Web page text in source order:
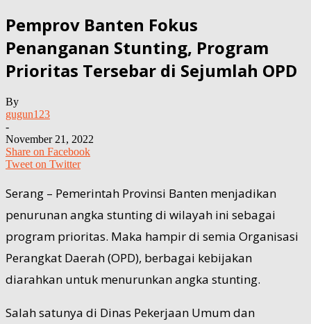
Pemprov Banten Fokus
Penanganan Stunting, Program
Prioritas Tersebar di Sejumlah OPD
By
gugun123
-
November 21, 2022
Share on Facebook
Tweet on Twitter
Serang – Pemerintah Provinsi Banten menjadikan
penurunan angka stunting di wilayah ini sebagai
program prioritas. Maka hampir di semia Organisasi
Perangkat Daerah (OPD), berbagai kebijakan
diarahkan untuk menurunkan angka stunting.
Salah satunya di Dinas Pekerjaan Umum dan